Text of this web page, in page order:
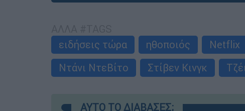
ειδήσεις τώρα
ηθοποιός Netflix
Ντάνι ΝτεΒίτο
Στίβεν Κινγκ
ΑΥΤΟ ΤΟ ΔΙΑΒΑΣΕΣ;